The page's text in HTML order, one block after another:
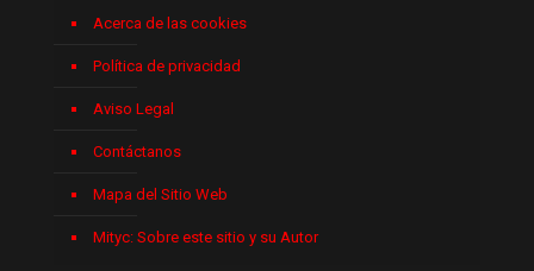
Acerca de las cookies
Política de privacidad
Aviso Legal
Contáctanos
Mapa del Sitio Web
Mityc: Sobre este sitio y su Autor